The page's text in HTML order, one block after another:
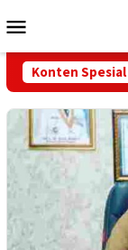
ke
Mobile
Konten Spesial